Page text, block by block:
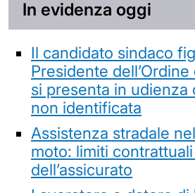
In evidenza oggi
Il candidato sindaco
Presidente
si presenta in udienza
non identificata
Assistenza stradale
moto: limiti
dell’assicurato